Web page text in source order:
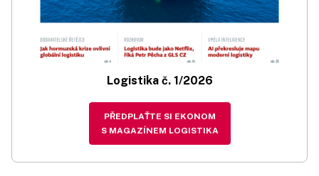
Logistika č. 1/2026
PŘEDPLAŤTE SI EKONOM
S MAGAZÍNEM LOGISTIKA